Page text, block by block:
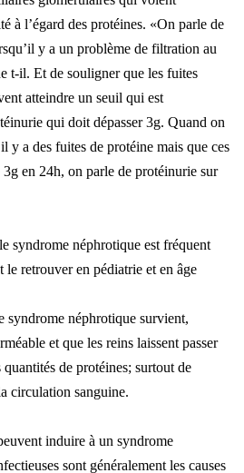
à l’égard des protéines. «On parle de
y a un problème de filtration au
t-il. Et de souligner que les fuites
atteindre un seuil qui est
qui doit dépasser 3g. Quand on
y a des fuites de protéine mais que ces
en 24h, on parle de protéinurie sur
syndrome néphrotique est fréquent
retrouver en pédiatrie et en âge
néphrotique survient,
et que les reins laissent passer
de protéines; surtout de
circulation sanguine.
induire à un syndrome
sont généralement les causes